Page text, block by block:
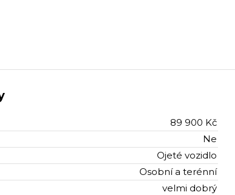
89 900 Kč
Ne
Ojeté vozidlo
Osobní a terénní
velmi dobrý